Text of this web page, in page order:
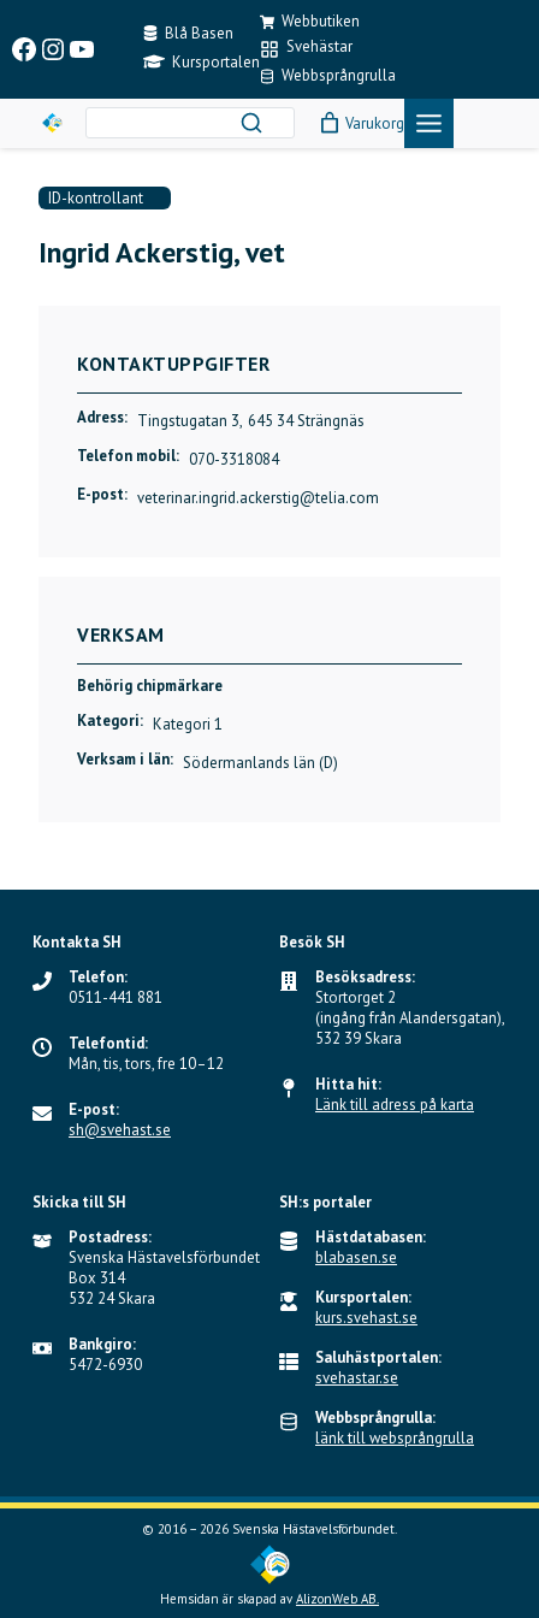
content
Facebook
Instagram
YouTubeBlå Basen
Kursportalen
Webbutiken
Svehästar
Webbsprångrulla
Varukorg
ID-kontrollant
Ingrid Ackerstig, vet
KONTAKTUPPGIFTER
Adress: Tingstugatan 3, 645 34 Strängnäs
Telefon mobil: 070-3318084
E-post: veterinar.ingrid.ackerstig@telia.com
VERKSAM
Behörig chipmärkare
Kategori: Kategori 1
Verksam i län: Södermanlands län (D)
Kontakta SH
Telefon:
0511-441 881
Telefontid:
Mån, tis, tors, fre 10–12
E-post:
sh@svehast.se
Besök SH
Besöksadress:
Stortorget 2
(ingång från Alandersgatan),
532 39 Skara
Hitta hit:
Länk till adress på karta
Skicka till SH
Postadress:
Svenska Hästavelsförbundet
Box 314
532 24 Skara
Bankgiro:
5472-6930
SH:s portaler
Hästdatabasen:
blabasen.se
Kursportalen:
kurs.svehast.se
Saluhästportalen:
svehastar.se
Webbsprångrulla:
länk till websprångrulla
© 2016 – 2026 Svenska Hästavelsförbundet.
Hemsidan är skapad av AlizonWeb AB.